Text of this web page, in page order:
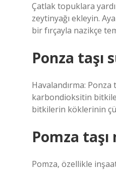
Çatlak topuklara
zeytinyağı ekleyin.
bir fırçayla nazikçe
Ponza taşı
Havalandırma: Ponza
karbondioksitin
bitkilerin köklerinin
Pomza taşı
Pomza, özellikle